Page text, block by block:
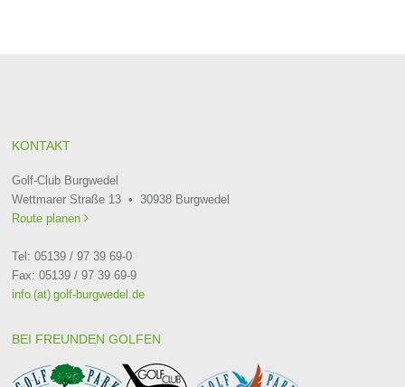
KONTAKT
Golf-Club Burgwedel
Wettmarer Straße 13 • 30938 Burgwedel
Route planen
Tel: 05139 / 97 39 69-0
Fax: 05139 / 97 39 69-9
info (at) golf-burgwedel.de
BEI FREUNDEN GOLFEN